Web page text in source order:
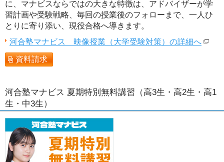
に、マナビスならではの大きな特徴は、アドバイザーが学
習計画や受験戦略、毎回の授業後のフォローまで、一人ひ
とりに寄り添い、現役合格へ導きます。
河合塾マナビス 映像授業（大学受験対策）の詳細へ
資料請求
河合塾マナビス 夏期特別無料講習（高3生・高2生・高1
生・中3生）